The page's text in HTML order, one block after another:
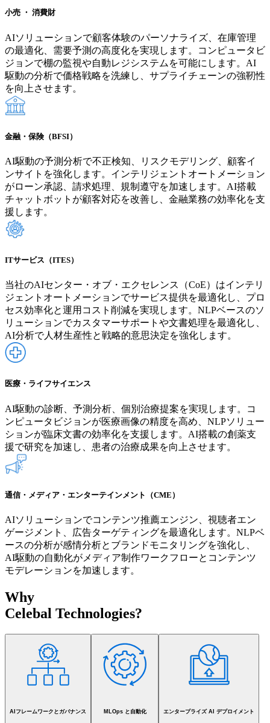
小売 ・ 消費財
AIソリューションで顧客体験のパーソナライズ、在庫管理
の最適化、需要予測の高度化を実現します。コンピュータビ
ジョンで棚の監視や自動レジシステムを可能にします。AI
駆動の分析で価格戦略を洗練し、サプライチェーンの強靭性
を向上させます。
金融・保険（BFSI）
AI駆動の予測分析で不正検知、リスクモデリング、顧客イ
ンサイトを強化します。インテリジェントオートメーション
がローン承認、請求処理、規制遵守を加速します。AI搭載
チャットボットが顧客対応を改善し、金融業務の効率化を支
援します。
ITサービス（ITES）
当社のAIセンター・オブ・エクセレンス（CoE）はインテリ
ジェントオートメーションでサービス提供を最適化し、プロ
セス効率化と運用コスト削減を実現します。NLPベースのソ
リューションでカスタマーサポートや文書処理を最適化し、
AI分析で人材生産性と戦略的意思決定を強化します。
医療・ライフサイエンス
AI駆動の診断、予測分析、個別治療提案を実現します。コ
ンピュータビジョンが医療画像の精度を高め、NLPソリュー
ションが臨床文書の効率化を支援します。AI搭載の創薬支
援で研究を加速し、患者の治療成果を向上させます。
通信・メディア・エンターテインメント（CME）
AIソリューションでコンテンツ推薦エンジン、視聴者エン
ゲージメント、広告ターゲティングを最適化します。NLPベ
ースの分析が感情分析とブランドモニタリングを強化し、
AI駆動の自動化がメディア制作ワークフローとコンテンツ
モデレーションを加速します。
Why
Celebal Technologies?
AIフレームワークとガバナンス MLOps と自動化 エンタープライズ AI デプロイメント